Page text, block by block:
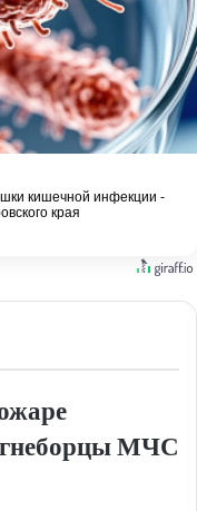
кишечной инфекции -
края
МЧС